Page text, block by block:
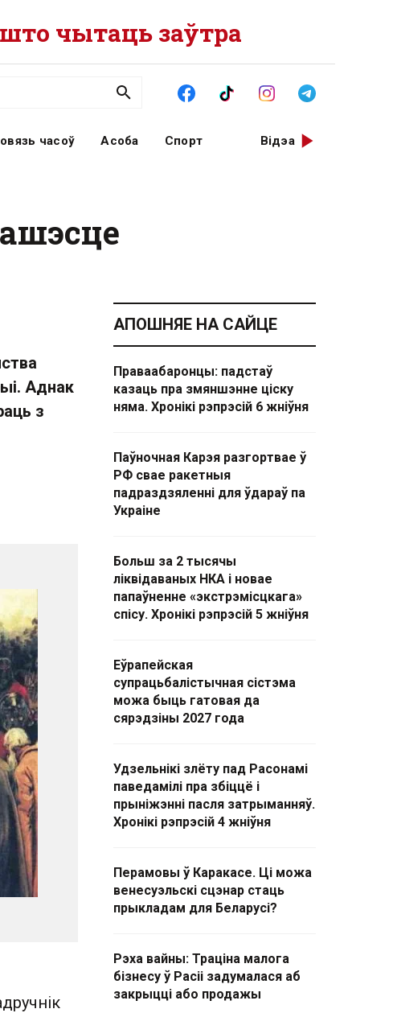
чытаць заўтра
часоў Асоба Спорт Відэа
Аднак
з
АПОШНЯЕ НА САЙЦЕ
Праваабаронцы: падстаў
казаць пра змяншэнне ціску
няма. Хронікі рэпрэсій 6 жніўня
Паўночная Карэя разгортвае ў
РФ свае ракетныя
падраздзяленні для ўдараў па
Украіне
Больш за 2 тысячы
ліквідаваных НКА і новае
папаўненне «экстрэмісцкага»
спісу. Хронікі рэпрэсій 5 жніўня
Еўрапейская
супрацьбалістычная сістэма
можа быць гатовая да
сярэдзіны 2027 года
Удзельнікі злёту пад Расонамі
паведамілі пра збіццё і
прыніжэнні пасля затрыманняў.
Хронікі рэпрэсій 4 жніўня
Перамовы ў Каракасе. Ці можа
венесуэльскі сцэнар стаць
прыкладам для Беларусі?
Рэха вайны: Траціна малога
бізнесу ў Расіі задумалася аб
закрыцці або продажы